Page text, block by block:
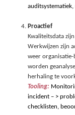
auditsystematiek,
Proactief
Kwaliteitsdata
Werkwijzen zijn
weer
worden
herhaling te
Tooling:
incident – >
checklisten,